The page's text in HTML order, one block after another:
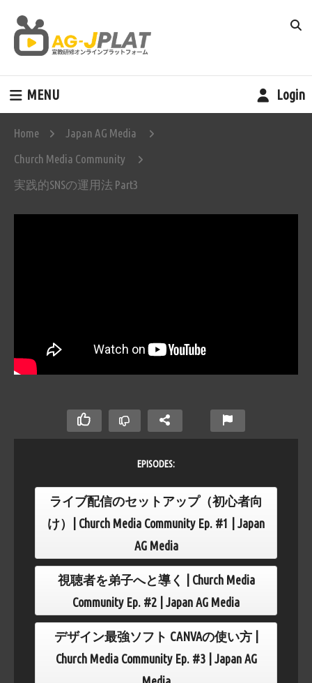
MENU Login
Home
Japan AG Media
Church Media Community
実践的SNSの運用法 Part3
EPISODES:
ライブ配信のセットアップ（初心者向
け）| Church Media Community Ep. #1 | Japan
AG Media
視聴者を弟子へと導く | Church Media
Community Ep. #2 | Japan AG Media
デザイン最強ソフト CANVAの使い方 |
Church Media Community Ep. #3 | Japan AG